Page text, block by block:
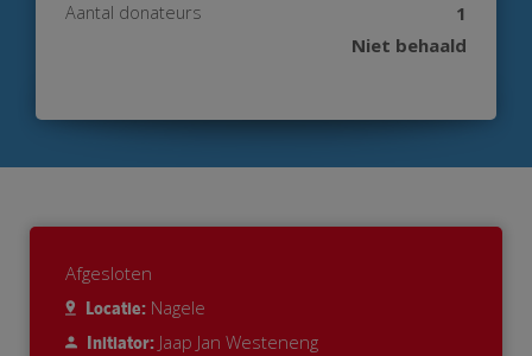
Aantal donateurs
1
Niet behaald
Afgesloten
Locatie: Nagele
Initiator: Jaap Jan Westeneng